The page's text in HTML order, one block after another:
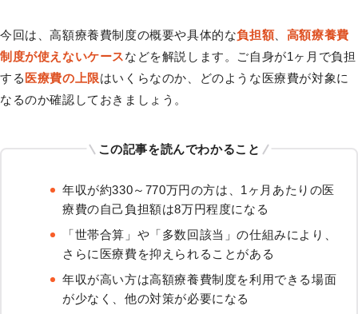
今回は、高額療養費制度の概要や具体的な負担額、 高額療養費
制度が使えないケースなどを解説します。ご自身が1ヶ月で負担
する 医療費の上限はいくらなのか、どのような医療費が対象に
なるのか確認しておきましょう。
この記事を読んでわかること
年収が約330～770万円の方は、1ヶ月あたりの医
療費の自己負担額は8万円程度になる
「世帯合算」や「多数回該当」の仕組みにより、
さらに医療費を抑えられることがある
年収が高い方は高額療養費制度を利用できる場面
が少なく、他の対策が必要になる